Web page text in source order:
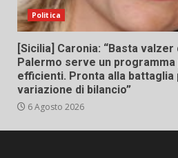
Politica
[Sicilia] Caronia: “Basta
Palermo serve un
efficienti. Pronta alla battaglia
variazione di bilancio”
6 Agosto 2026